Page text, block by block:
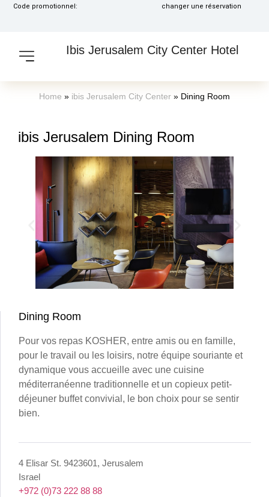
Code promotionnel: changer une réservation
Ibis Jerusalem City Center Hotel
Home » ibis Jerusalem City Center » Dining Room
ibis Jerusalem Dining Room
Dining Room
Pour vos repas KOSHER, entre amis ou en famille,
pour le travail ou les loisirs, notre équipe souriante et
dynamique vous accueille avec une cuisine
méditerranéenne traditionnelle et un copieux petit-
déjeuner buffet convivial, le bon choix pour se sentir
bien.
4 Elisar St. 9423601, Jerusalem
Israel
+972 (0)73 222 88 88